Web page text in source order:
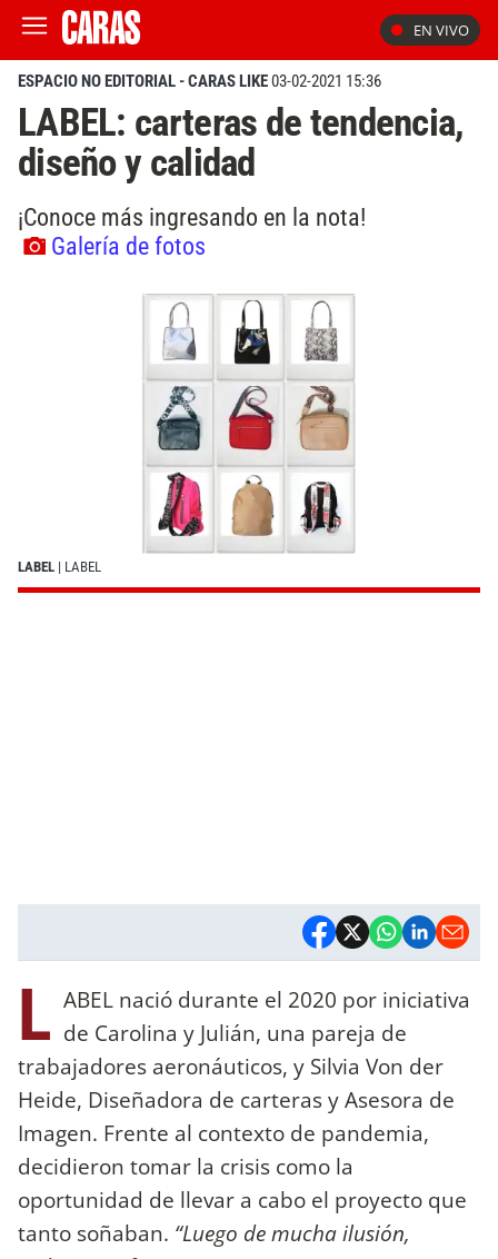
EN VIVO
ESPACIO NO EDITORIAL - CARAS LIKE03-02-2021 15:36
LABEL: carteras de tendencia,
diseño y calidad
¡Conoce más ingresando en la nota!
Galería de fotos
LABEL | LABEL
L ABEL nació durante el 2020 por iniciativa
de Carolina y Julián, una pareja de
trabajadores aeronáuticos, y Silvia Von der
Heide, Diseñadora de carteras y Asesora de
Imagen. Frente al contexto de pandemia,
decidieron tomar la crisis como la
oportunidad de llevar a cabo el proyecto que
tanto soñaban. “Luego de mucha ilusión,